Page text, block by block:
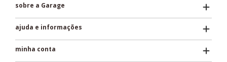
sobre a Garage
ajuda e informações
minha conta